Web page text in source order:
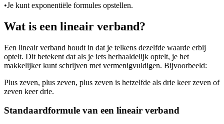
•Je kunt exponentiële formules opstellen.
Wat is een lineair verband?
Een lineair verband houdt in dat je telkens dezelfde waarde erbij
optelt. Dit betekent dat als je iets herhaaldelijk optelt, je het
makkelijker kunt schrijven met vermenigvuldigen. Bijvoorbeeld:
Plus zeven, plus zeven, plus zeven is hetzelfde als drie keer zeven of
zeven keer drie.
Standaardformule van een lineair verband